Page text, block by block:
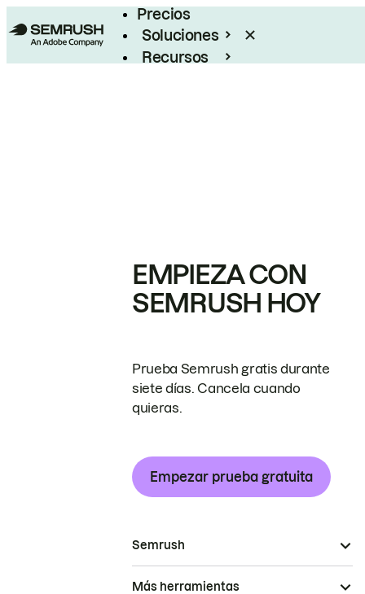
Precios
Soluciones
Recursos
EMPIEZA CON
SEMRUSH HOY
Prueba Semrush gratis durante
siete días. Cancela cuando
quieras.
Empezar prueba gratuita
Semrush
Más herramientas